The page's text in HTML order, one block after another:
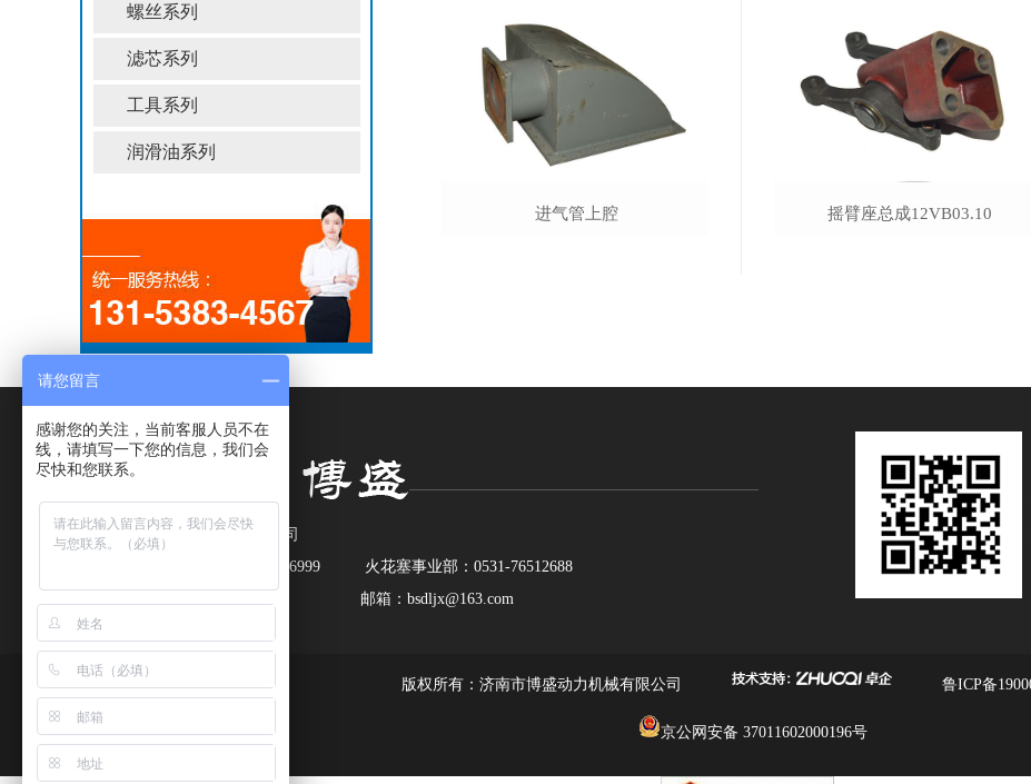
螺丝系列
滤芯系列
工具系列
润滑油系列
进气管上腔 摇臂座总成12VB03.10
济南市博盛动力机械有限公司
园林机械事业部：0531-76506999 火花塞事业部：0531-76512688
联系电话：13153834567 邮箱：bsdljx@163.com
网址：www.bsdljx.com
版权所有：济南市博盛动力机械有限公司 鲁ICP备
京公网安备 37011602000196号
请您留言
感谢您的关注，当前客服人员不在
线，请填写一下您的信息，我们会
尽快和您联系。